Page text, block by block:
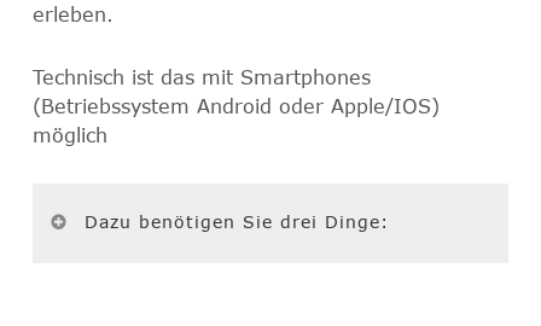
erleben.
Technisch ist das mit Smartphones
(Betriebssystem Android oder Apple/IOS)
möglich
Dazu benötigen Sie drei Dinge: